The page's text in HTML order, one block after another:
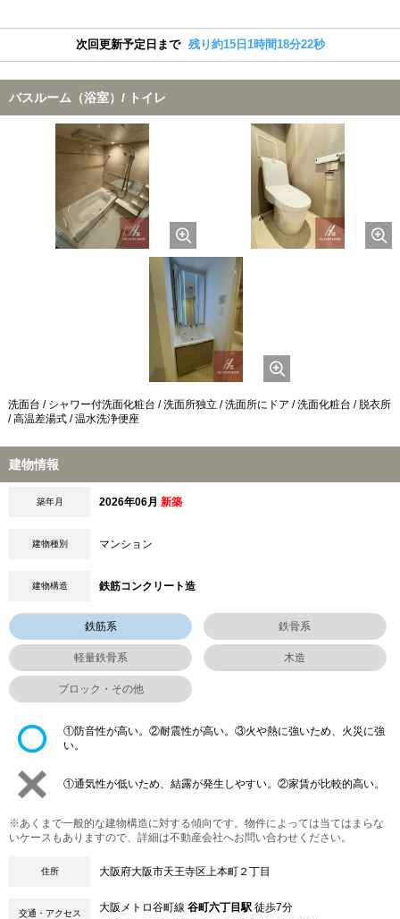
次回更新予定日まで 残り約15日1時間18分21秒
バスルーム（浴室）/ トイレ
洗面台 / シャワー付洗面化粧台 / 洗面所独立 / 洗面所にドア / 洗面化粧台 / 脱衣所
/ 高温差湯式 / 温水洗浄便座
建物情報
築年月 2026年06月 新築
建物種別 マンション
建物構造 鉄筋コンクリート造
鉄筋系 鉄骨系
軽量鉄骨系 木造
ブロック・その他
①防音性が高い。②耐震性が高い。③火や熱に強いため、火災に強
い。
①通気性が低いため、結露が発生しやすい。②家賃が比較的高い。
※あくまで一般的な建物構造に対する傾向です。物件によっては当てはまらな
いケースもありますので、詳細は不動産会社へお問い合わせください。
住所 大阪府大阪市天王寺区上本町２丁目
交通・アクセス 大阪メトロ谷町線 谷町六丁目駅 徒歩7分